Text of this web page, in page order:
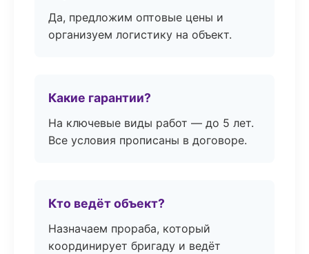
Да, предложим оптовые цены и
организуем логистику на объект.
Какие гарантии?
На ключевые виды работ — до 5 лет.
Все условия прописаны в договоре.
Кто ведёт объект?
Назначаем прораба, который
координирует бригаду и ведёт